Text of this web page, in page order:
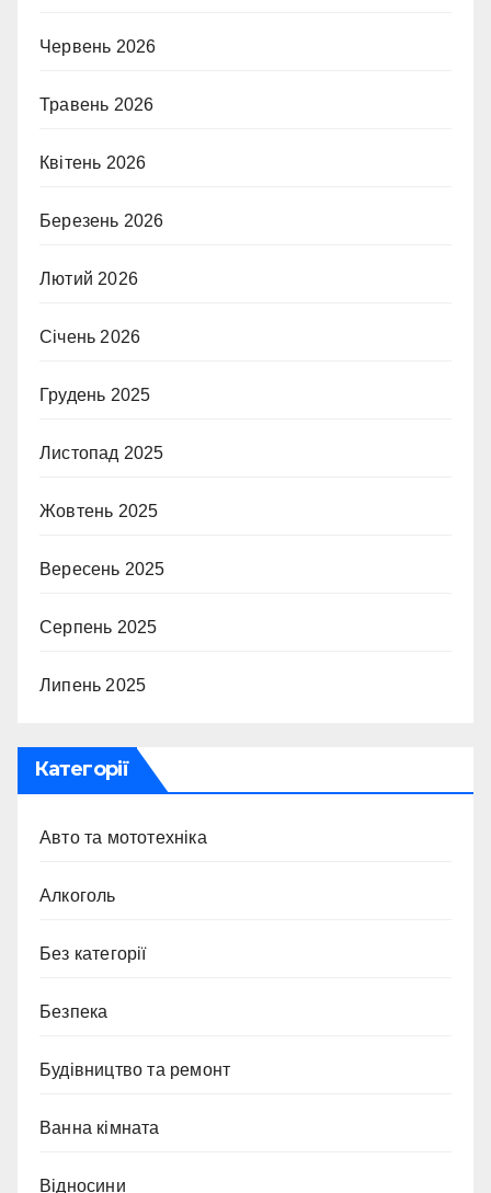
Червень 2026
Травень 2026
Квітень 2026
Березень 2026
Лютий 2026
Січень 2026
Грудень 2025
Листопад 2025
Жовтень 2025
Вересень 2025
Серпень 2025
Липень 2025
Категорії
Авто та мототехніка
Алкоголь
Без категорії
Безпека
Будівництво та ремонт
Ванна кімната
Відносини